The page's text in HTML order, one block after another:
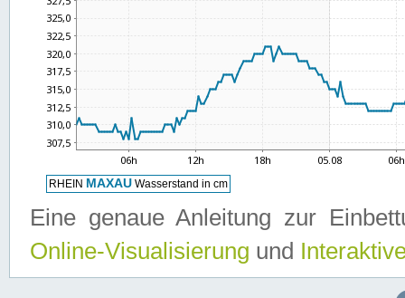
Eine genaue Anleitung zur
Online-Visualisierung und